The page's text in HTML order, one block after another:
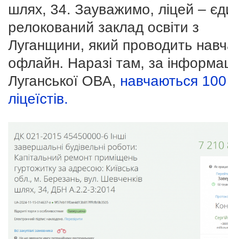
шлях, 34. Зауважимо, ліцей –
релокований заклад освіти з
Луганщини, який проводить
офлайн. Наразі там, за
Луганської ОВА, навчаються 100
ліцеїстів.